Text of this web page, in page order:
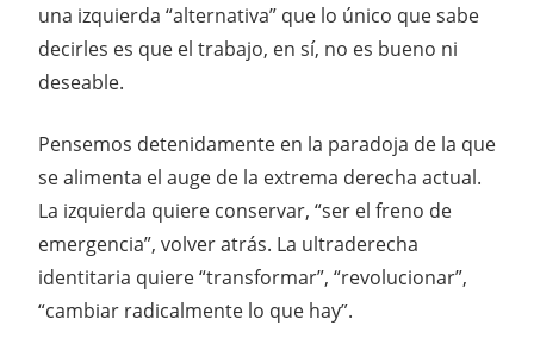
una izquierda “alternativa” que lo único que sabe
decirles es que el trabajo, en sí, no es bueno ni
deseable.
Pensemos detenidamente en la paradoja de la que
se alimenta el auge de la extrema derecha actual.
La izquierda quiere conservar, “ser el freno de
emergencia”, volver atrás. La ultraderecha
identitaria quiere “transformar”, “revolucionar”,
“cambiar radicalmente lo que hay”.